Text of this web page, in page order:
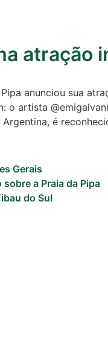
atração
anunciou sua
o artista
é
Gerais
sobre a Praia da Pipa
do Sul